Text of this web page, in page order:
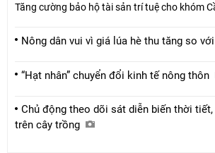
Tăng cường bảo hộ tài sản trí tuệ cho khóm
Nông dân vui vì giá lúa hè thu tăng so
“Hạt nhân” chuyển đổi kinh tế nông thôn
Chủ động theo dõi sát diễn biến thời tiết,
trên cây trồng